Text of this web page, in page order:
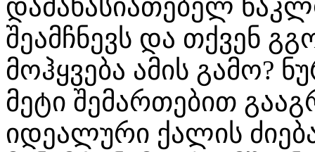
დამახასიათებელ
შეამჩნევს და თქვენ
მოჰყვება ამის გამო?
მეტი შემართებით
იდეალური ქალის